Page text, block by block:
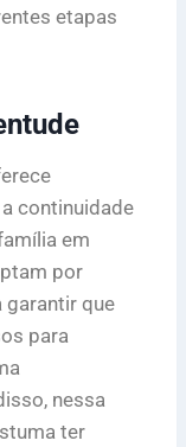
etapas
continuidade
em
por
garantir que
para
nessa
ter